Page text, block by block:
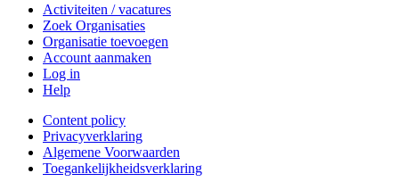
Activiteiten / vacatures
Zoek Organisaties
Organisatie toevoegen
Account aanmaken
Log in
Help
Content policy
Privacyverklaring
Algemene Voorwaarden
Toegankelijkheidsverklaring